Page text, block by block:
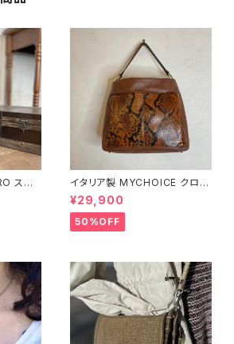
スエ
ツ
イタリア製 MYCHOICE クロコ
柄 ブラウン 2WAY バッグ
¥29,900
50%OFF